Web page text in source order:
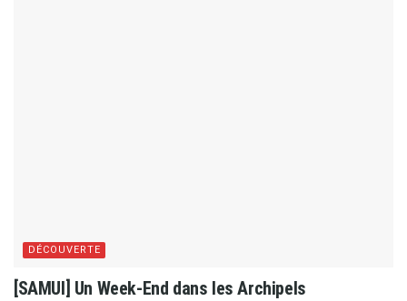
DÉCOUVERTE
[SAMUI] Un Week-End dans les Archipels